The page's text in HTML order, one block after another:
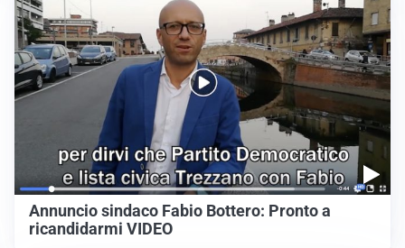
Annuncio sindaco Fabio Bottero: Pronto a
ricandidarmi VIDEO